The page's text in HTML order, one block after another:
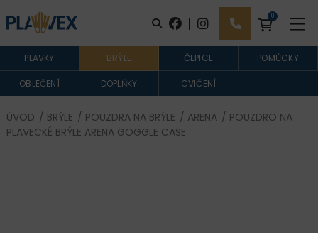
| 0
PLAVKY BRÝLE ČEPICE POMŮCKY
OBLEČENÍ DOPLŇKY CVIČENÍ
ÚVOD / BRÝLE / POUZDRA NA BRÝLE / ARENA / POUZDRO NA
PLAVECKÉ BRÝLE ARENA GOGGLE CASE